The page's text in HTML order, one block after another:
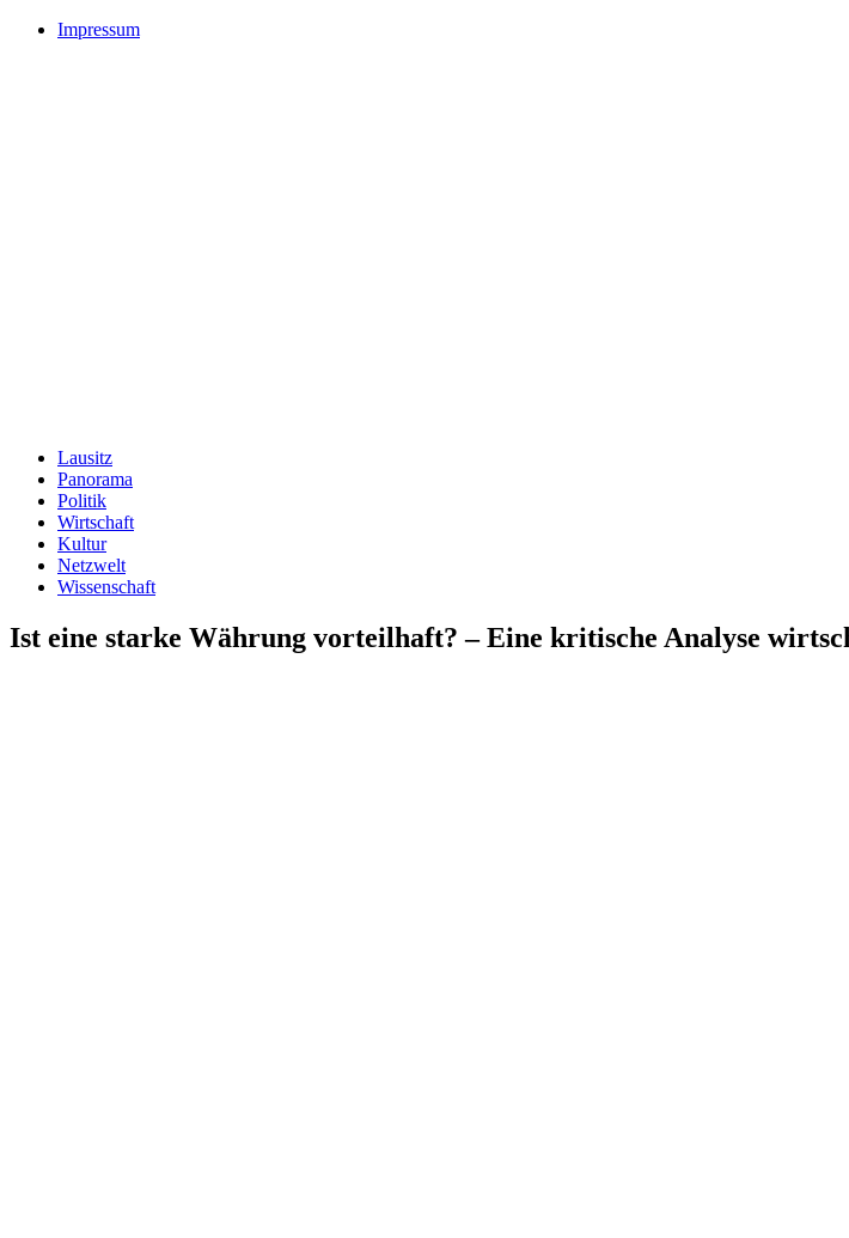
Impressum
Lausitz
Panorama
Politik
Wirtschaft
Kultur
Netzwelt
Wissenschaft
Ist eine starke Währung vorteilhaft? – Eine kritische Analyse